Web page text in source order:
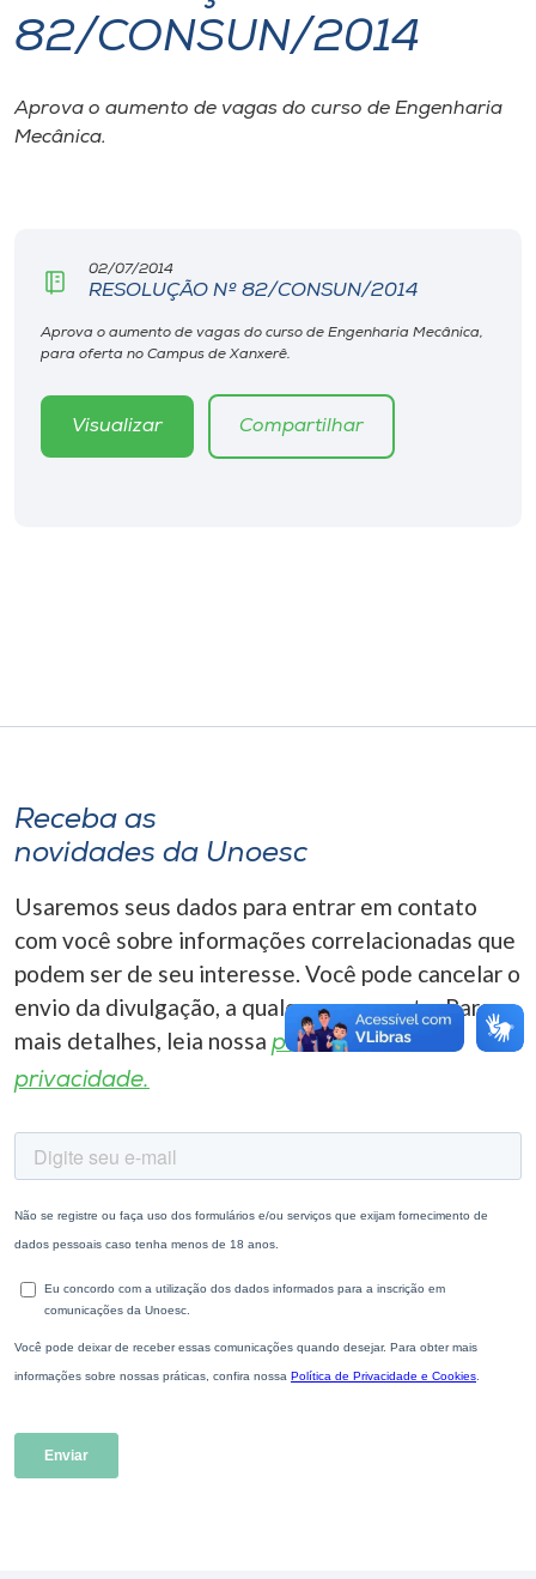
I.nova
Diplomados
CPA
Biblioteca
Editora
A-
82/CONSUN/2014
Aprova o aumento de vagas do curso de Engenharia
Mecânica.
02/07/2014
RESOLUÇÃO Nº 82/CONSUN/2014
Aprova o aumento de vagas do curso de Engenharia Mecânica,
para oferta no Campus de Xanxerê.
Visualizar Compartilhar
Receba as
novidades da Unoesc
Usaremos seus dados para entrar em contato
com você sobre informações correlacionadas que
podem ser de seu interesse. Você pode cancelar o
envio da divulgação, a qualquer momento. Para
mais detalhes, leia nossa política de
privacidade.